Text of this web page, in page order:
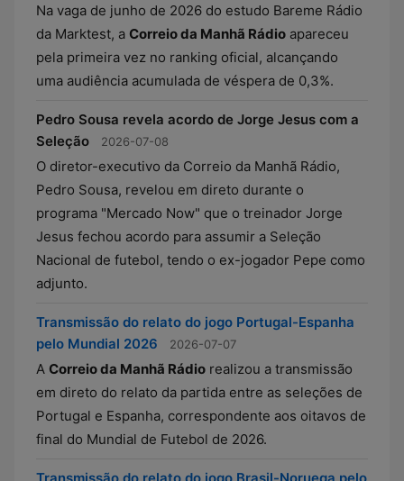
Na vaga de junho de 2026 do estudo Bareme Rádio
da Marktest, a Correio da Manhã Rádio apareceu
pela primeira vez no ranking oficial, alcançando
uma audiência acumulada de véspera de 0,3%.
Pedro Sousa revela acordo de Jorge Jesus com a
Seleção
2026-07-08
O diretor-executivo da Correio da Manhã Rádio,
Pedro Sousa, revelou em direto durante o
programa "Mercado Now" que o treinador Jorge
Jesus fechou acordo para assumir a Seleção
Nacional de futebol, tendo o ex-jogador Pepe como
adjunto.
Transmissão do relato do jogo Portugal-Espanha
pelo Mundial 2026
2026-07-07
A Correio da Manhã Rádio realizou a transmissão
em direto do relato da partida entre as seleções de
Portugal e Espanha, correspondente aos oitavos de
final do Mundial de Futebol de 2026.